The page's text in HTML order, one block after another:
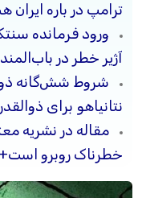
ترامپ در باره
ورود فرمانده
آژیر خطر در
شروط شش‌گانه
نتانیاهو برای
مقاله در نشریه
خطرناک روبرو